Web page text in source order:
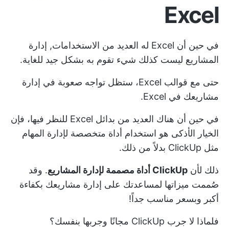
Excel
في حين أن Excel له العديد من الاستخدامات,
إدارة
المشاريع ليست كذلك شيء تقوم به بشكل جيد للغاية.
حتى مع قوالب Excel، ستظل تواجه صعوبة في إدارة
مشاريعك في Excel.
في حين أن هناك العديد من بدائل Excel
للنظر فيها، فإن
الخيار الأذكى هو استخدام أداة متخصصة لإدارة المهام
مثل ClickUp بدلاً من ذلك.
ذلك لأن ClickUp أداة مصممة لإدارة المشاريع
. وقد
صُممت ميزاتها لمساعدتك على إدارة مشاريعك بكفاءة
أكبر وبسعر مناسب جداً!
فلماذا لا جرب ClickUp مجانًا وجربها بنفسك؟